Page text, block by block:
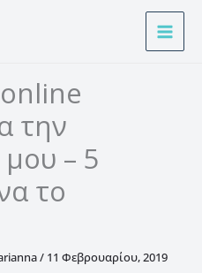
online
την
– 5
το
/ 11 Φεβρουαρίου, 2019